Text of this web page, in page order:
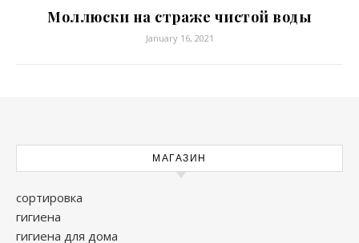
Моллюски на страже чистой воды
January 16, 2021
МАГАЗИН
сортировка
гигиена
гигиена для дома